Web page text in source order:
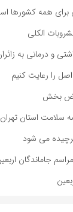
برای همه کشورها
الکلی
را رعایت کنیم
بخش
سلامت استان تهران
می شود
جاماندگان